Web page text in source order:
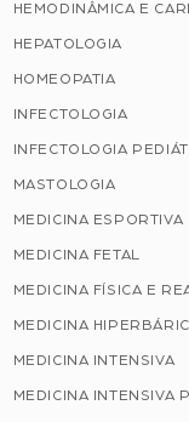
HEMODINÂMICA E
HEPATOLOGIA
HOMEOPATIA
INFECTOLOGIA
INFECTOLOGIA
MASTOLOGIA
MEDICINA ESPORTIVA
MEDICINA FETAL
MEDICINA FÍSICA E
MEDICINA
MEDICINA INTENSIVA
MEDICINA INTENSIVA